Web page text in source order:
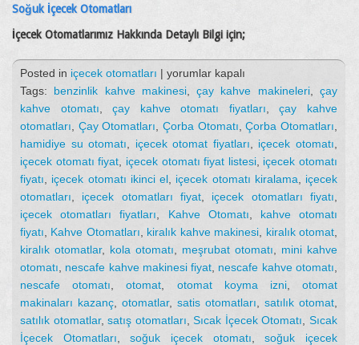
Soğuk İçecek Otomatları
İçecek Otomatlarımız Hakkında Detaylı Bilgi için;
Posted in içecek otomatları | İçecek
Otomatları
için
yorumlar kapalı
Tags: benzinlik kahve makinesi,çay kahve makineleri,çay
kahve otomatı ,çay kahve otomatı fiyatları ,çay kahve
otomatları
Çay Otomatları ,Çorba Otomatı ,Çorba Otomatları
hamidiye su otomatı
içecek otomat fiyatları içecek otomatı
içecek otomatı fiyat
içecek otomatı fiyat listesi, içecek otomatı
fiyatı
içecek otomatı ikinci el içecek otomatı kiralama
içecek
otomatları
içecek otomatları fiyat içecek otomatları fiyatı
içecek otomatları fiyatları
Kahve Otomatı
kahve otomatı
fiyatı
Kahve Otomatları kiralık kahve makinesi kiralık otomat
kiralık otomatlar, kola otomatı meşrubat otomatı
mini kahve
otomatı
nescafe kahve makinesi fiyat nescafe kahve otomatı
nescafe otomatı ,otomat otomat koyma izni,otomat
makinaları kazanç
otomatlar, satis otomatları satılık otomat
satılık otomatlar,satış otomatları ,Sıcak İçecek Otomatı
Sıcak
İçecek Otomatları ,soğuk içecek otomatı ,soğuk içecek